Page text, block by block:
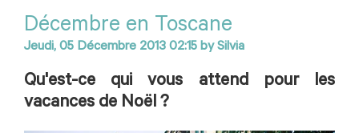
Décembre en Toscane
Jeudi, 05 Décembre 2013 02:15 bySilvia
Qu'est-ce qui vous attend pour les
vacances de Noël ?